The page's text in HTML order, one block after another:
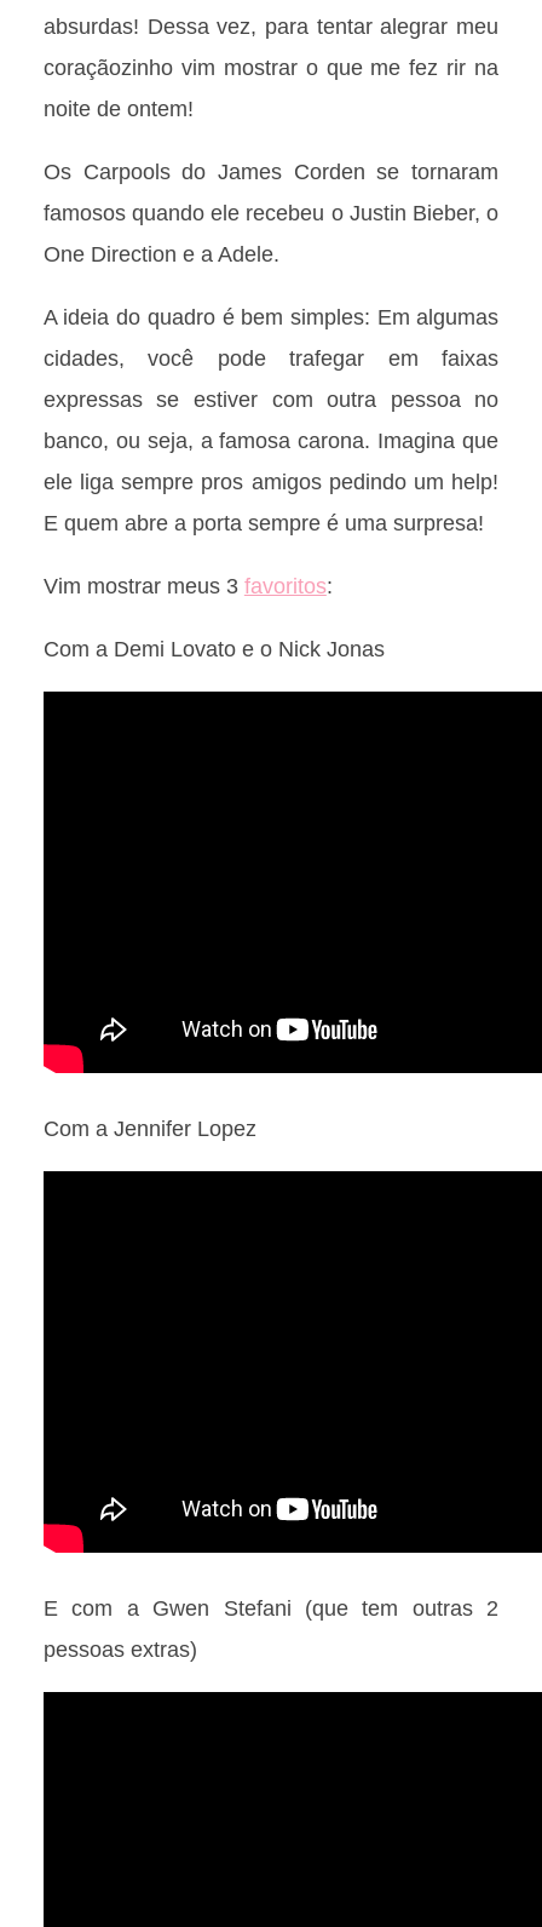
absurdas! Dessa vez, para tentar alegrar meu
coraçãozinho vim mostrar o que me fez rir na
noite de ontem!
Os Carpools do James Corden se tornaram
famosos quando ele recebeu o Justin Bieber, o
One Direction e a Adele.
A ideia do quadro é bem simples: Em algumas
cidades, você pode trafegar em faixas
expressas se estiver com outra pessoa no
banco, ou seja, a famosa carona. Imagina que
ele liga sempre pros amigos pedindo um help!
E quem abre a porta sempre é uma surpresa!
Vim mostrar meus 3 favoritos:
Com a Demi Lovato e o Nick Jonas
Com a Jennifer Lopez
E com a Gwen Stefani (que tem outras 2
pessoas extras)